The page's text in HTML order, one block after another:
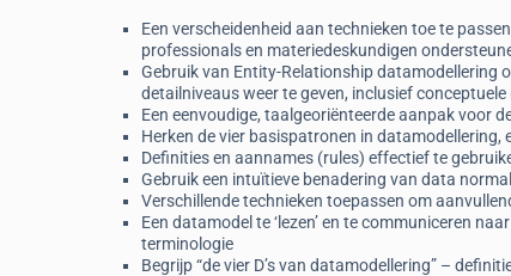
Een verscheidenheid aan technieken toe te
professionals en materiedeskundigen
Gebruik van Entity-Relationship datamodellering
detailniveaus weer te geven, inclusief
Een eenvoudige, taalgeoriënteerde aanpak voor
Herken de vier basispatronen in datamodellering,
Definities en aannames (rules) effectief te
Gebruik een intuïtieve benadering van data
Verschillende technieken toepassen om
Een datamodel te ‘lezen’ en te communiceren
terminologie
Begrijp “de vier D’s van datamodellering” –